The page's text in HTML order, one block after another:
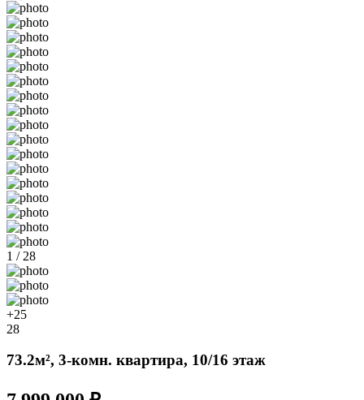
1 / 28
+25
28
73.2м², 3-комн. квартира, 10/16 этаж